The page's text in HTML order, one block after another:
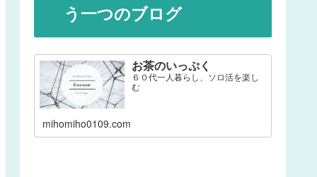
う一つのブログ
お茶のいっぷく
６０代一人暮らし、ソロ活を楽し
む
mihomiho0109.com